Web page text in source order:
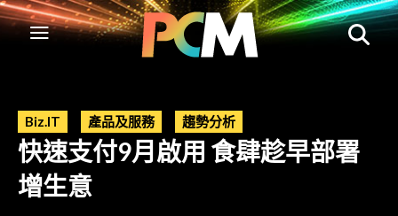
Biz.IT 產品及服務 趨勢分析
快速支付9月啟用 食肆趁早部署
增生意